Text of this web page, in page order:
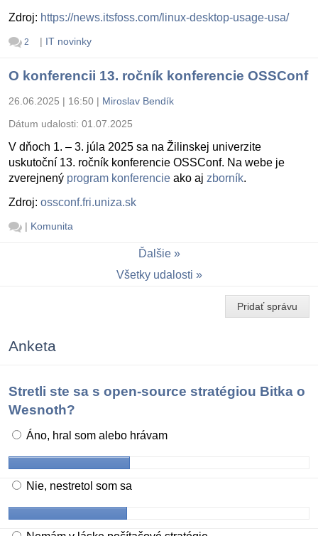
Zdroj: https://news.itsfoss.com/linux-desktop-usage-usa/
2 | IT novinky
O konferencii 13. ročník konferencie OSSConf
26.06.2025 | 16:50 | Miroslav Bendík
Dátum udalosti: 01.07.2025
V dňoch 1. – 3. júla 2025 sa na Žilinskej univerzite
uskutoční 13. ročník konferencie OSSConf. Na webe je
zverejnený program konferencie ako aj zborník.
Zdroj: ossconf.fri.uniza.sk
| Komunita
Ďalšie
Všetky udalosti
Pridať správu
Anketa
Stretli ste sa s open-source stratégiou Bitka o
Wesnoth?
Áno, hral som alebo hrávam
Nie, nestretol som sa